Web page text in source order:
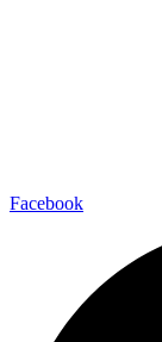
Facebook